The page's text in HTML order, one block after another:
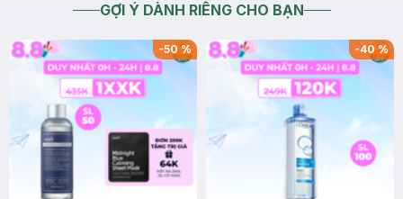
GỢI Ý DÀNH RIÊNG CHO BẠN
-50% -40%